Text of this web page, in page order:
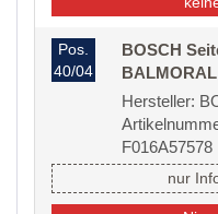
Pos.
40/04
BOSCH
BALMORAL
Hersteller:
F016A57578
nur